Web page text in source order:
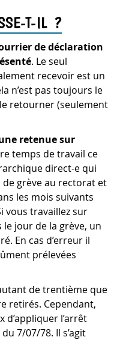
T-IL ?
de déclaration
. Le seul
recevoir est un
n’est pas toujours le
le retourner (seulement
retenue sur
temps de travail ce
direct-e qui
grève au rectorat et
les mois suivants
vous travaillez sur
jour de la grève, un
En cas d’erreur il
prélevées
de trentième que
retirés. Cependant,
d’appliquer l’arrêt
7/07/78. Il s’agit